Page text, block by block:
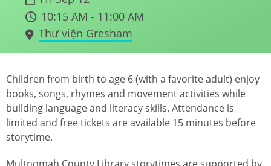
10:15 AM - 11:00 AM
Thư viện Gresham
Children from birth to age 6 (with a favorite adult) enjoy
books, songs, rhymes and movement activities while
building language and literacy skills. Attendance is
limited and free tickets are available 15 minutes before
storytime.